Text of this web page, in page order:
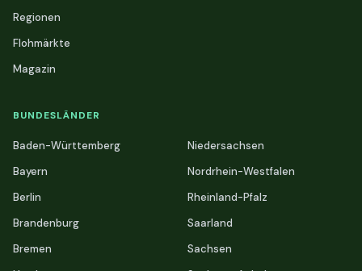
Regionen
Flohmärkte
Magazin
BUNDESLÄNDER
Baden-Württemberg
Bayern
Berlin
Brandenburg
Bremen
Niedersachsen
Nordrhein-Westfalen
Rheinland-Pfalz
Saarland
Sachsen